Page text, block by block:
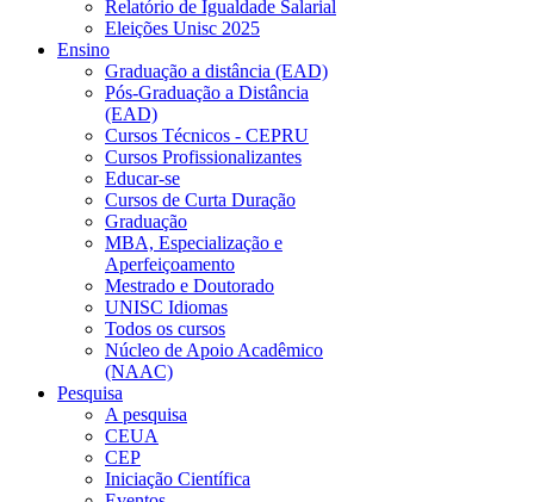
Relatório de Igualdade Salarial
Eleições Unisc 2025
Ensino
Graduação a distância (EAD)
Pós-Graduação a Distância
(EAD)
Cursos Técnicos - CEPRU
Cursos Profissionalizantes
Educar-se
Cursos de Curta Duração
Graduação
MBA, Especialização e
Aperfeiçoamento
Mestrado e Doutorado
UNISC Idiomas
Todos os cursos
Núcleo de Apoio Acadêmico
(NAAC)
Pesquisa
A pesquisa
CEUA
CEP
Iniciação Científica